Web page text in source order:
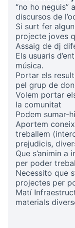
“no ho neguis”
discursos de
Si surt fer
projecte joves
Assaig de dj
Els usuaris
música.
Portar els
pel grup de
Volem portar
la comunitat
Podem sumar-
Aportem
treballem
prejudicis,
Que s’animin
per poder
Necessito que
projectes per
Matí
materials